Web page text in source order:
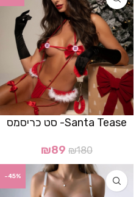
Santa Tease- סט כריסמס
₪180
₪89
-45%